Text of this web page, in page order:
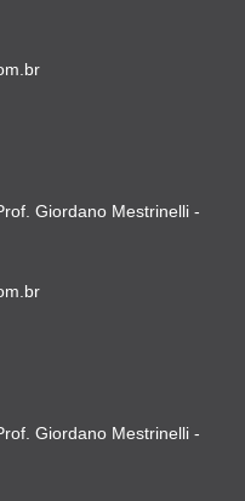
Giordano Mestrinelli -
Giordano Mestrinelli -